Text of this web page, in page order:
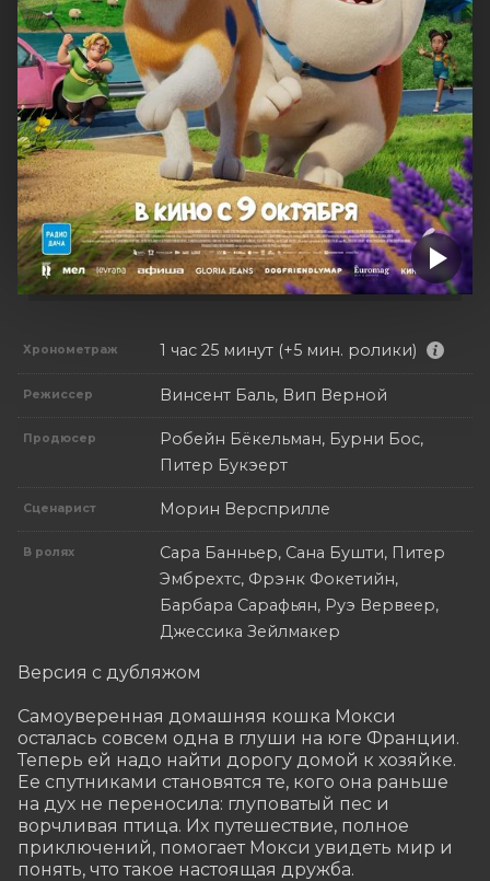
Хронометраж 1 час 25 минут (+5 мин. ролики)
Режиссер Винсент Баль, Вип Верной
Продюсер
Робейн Бёкельман, Бурни Бос,
Питер Букэерт
Сценарист Морин Версприлле
В ролях
Сара Банньер, Сана Бушти, Питер
Эмбрехтс, Фрэнк Фокетийн,
Барбара Сарафьян, Руэ Вервеер,
Джессика Зейлмакер
Версия с дубляжом
Самоуверенная домашняя кошка Мокси
осталась совсем одна в глуши на юге Франции.
Теперь ей надо найти дорогу домой к хозяйке.
Ее спутниками становятся те, кого она раньше
на дух не переносила: глуповатый пес и
ворчливая птица. Их путешествие, полное
приключений, помогает Мокси увидеть мир и
понять, что такое настоящая дружба.